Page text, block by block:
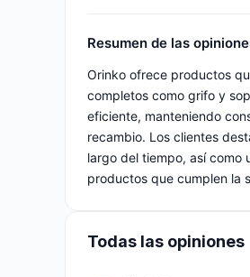
Resumen de las
Orinko ofrece productos
completos como grifo y
eficiente, manteniendo
recambio. Los clientes
largo del tiempo, así como
productos que cumplen la
Todas las opiniones